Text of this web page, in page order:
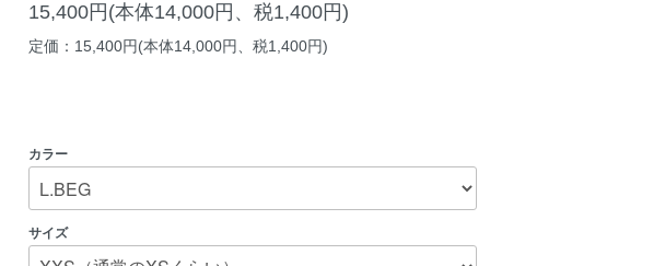
15,400円(本体14,000円、税1,400円)
定価：15,400円(本体14,000円、税1,400円)
カラー
サイズ